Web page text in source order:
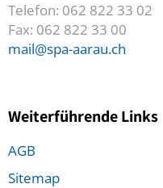
Telefon: 062 822 33 02
Fax: 062 822 33 00
mail@spa-aarau.ch
Weiterführende Links
AGB
Sitemap